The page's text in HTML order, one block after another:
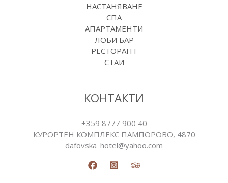
НАСТАНЯВАНЕ
СПА
АПАРТАМЕНТИ
ЛОБИ БАР
РЕСТОРАНТ
СТАИ
КОНТАКТИ
+359 8777 900 40
КУРОРТЕН КОМПЛЕКС ПАМПОРОВO, 4870
dafovska_hotel@yahoo.com